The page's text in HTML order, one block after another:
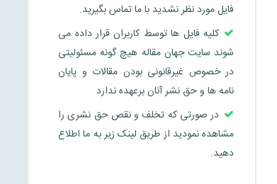
فایل مورد نظر نشدید با ما تماس بگیرید.
کلیه فایل ها توسط کاربران قرار داده می
شوند سایت جهان مقاله هیچ گونه مسئولیتی
در خصوص غیرقانونی بودن مقالات و پایان
نامه ها و حق نشر آنان برعهده ندارد
در صورتی که تخلف و نقص حق نشری را
مشاهده نمودید از طریق لینک زیر به ما اطلاع
دهید.